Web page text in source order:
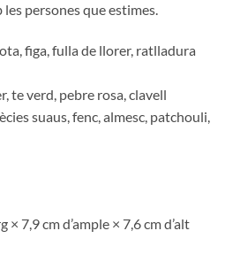
persones que estimes.
figa, fulla de llorer, ratlladura
te verd, pebre rosa, clavell
suaus, fenc, almesc, patchouli,
× 7,9 cm d’ample × 7,6 cm d’alt